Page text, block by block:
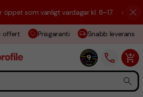
som vanligt vardagar kl. 8–17. ☀️ Vi är
Prisgaranti Snabb leverans